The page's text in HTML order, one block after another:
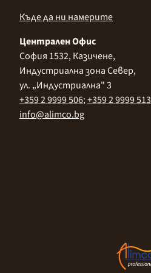
Къде да ни намерите
Централен Офис
София 1532, Казичене,
Индустриална зона Север,
ул. „Индустриална" 3
+359 2 9999 506;+359 2 9999 513
info@alimco.bg